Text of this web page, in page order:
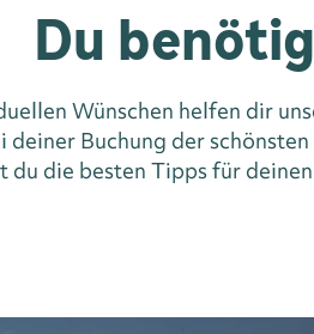
Du
Wünschen helfen dir
deiner Buchung der
du die besten Tipps für